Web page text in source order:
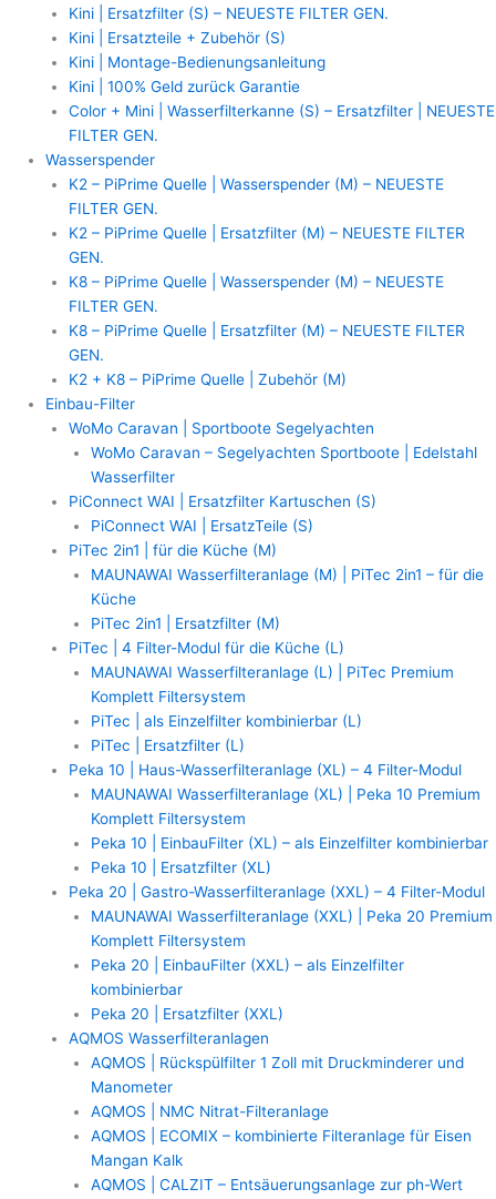
Kini | Ersatzfilter (S) – NEUESTE FILTER GEN.
Kini | Ersatzteile + Zubehör (S)
Kini | Montage-Bedienungsanleitung
Kini | 100% Geld zurück Garantie
Color + Mini | Wasserfilterkanne (S) – Ersatzfilter | NEUESTE
FILTER GEN.
Wasserspender
K2 – PiPrime Quelle | Wasserspender (M) – NEUESTE
FILTER GEN.
K2 – PiPrime Quelle | Ersatzfilter (M) – NEUESTE FILTER
GEN.
K8 – PiPrime Quelle | Wasserspender (M) – NEUESTE
FILTER GEN.
K8 – PiPrime Quelle | Ersatzfilter (M) – NEUESTE FILTER
GEN.
K2 + K8 – PiPrime Quelle | Zubehör (M)
Einbau-Filter
WoMo Caravan | Sportboote Segelyachten
WoMo Caravan – Segelyachten Sportboote | Edelstahl
Wasserfilter
PiConnect WAI | Ersatzfilter Kartuschen (S)
PiConnect WAI | ErsatzTeile (S)
PiTec 2in1 | für die Küche (M)
MAUNAWAI Wasserfilteranlage (M) | PiTec 2in1 – für die
Küche
PiTec 2in1 | Ersatzfilter (M)
PiTec | 4 Filter-Modul für die Küche (L)
MAUNAWAI Wasserfilteranlage (L) | PiTec Premium
Komplett Filtersystem
PiTec | als Einzelfilter kombinierbar (L)
PiTec | Ersatzfilter (L)
Peka 10 | Haus-Wasserfilteranlage (XL) – 4 Filter-Modul
MAUNAWAI Wasserfilteranlage (XL) | Peka 10 Premium
Komplett Filtersystem
Peka 10 | EinbauFilter (XL) – als Einzelfilter kombinierbar
Peka 10 | Ersatzfilter (XL)
Peka 20 | Gastro-Wasserfilteranlage (XXL) – 4 Filter-Modul
MAUNAWAI Wasserfilteranlage (XXL) | Peka 20 Premium
Komplett Filtersystem
Peka 20 | EinbauFilter (XXL) – als Einzelfilter
kombinierbar
Peka 20 | Ersatzfilter (XXL)
AQMOS Wasserfilteranlagen
AQMOS | Rückspülfilter 1 Zoll mit Druckminderer und
Manometer
AQMOS | NMC Nitrat-Filteranlage
AQMOS | ECOMIX – kombinierte Filteranlage für Eisen
Mangan Kalk
AQMOS | CALZIT – Entsäuerungsanlage zur ph-Wert